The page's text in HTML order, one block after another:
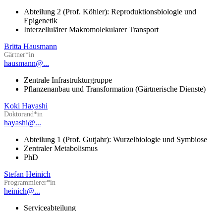
Abteilung 2 (Prof. Köhler): Reproduktionsbiologie und
Epigenetik
Interzellulärer Makromolekularer Transport
Britta Hausmann
Gärtner*in
hausmann@...
Zentrale Infrastrukturgruppe
Pflanzenanbau und Transformation (Gärtnerische Dienste)
Koki Hayashi
Doktorand*in
hayashi@...
Abteilung 1 (Prof. Gutjahr): Wurzelbiologie und Symbiose
Zentraler Metabolismus
PhD
Stefan Heinich
Programmierer*in
heinich@...
Serviceabteilung